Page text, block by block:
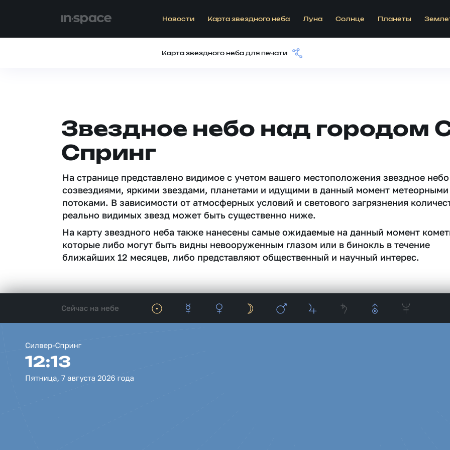
Новости Карта звездного неба Луна Солнце Планеты
Карта звездного неба для печати
Звездное небо над городом
Спринг
На странице представлено видимое c учетом вашего местоположения звездное
созвездиями, яркими звездами, планетами и идущими в данный момент метеорными
потоками. В зависимости от атмосферных условий и светового загрязнения
реально видимых звезд может быть существенно ниже.
На карту звездного неба также нанесены самые ожидаемые на данный момент
которые либо могут быть видны невооруженным глазом или в бинокль в течение
ближайших 12 месяцев, либо представляют общественный и научный интерес.
Сейчас на небе